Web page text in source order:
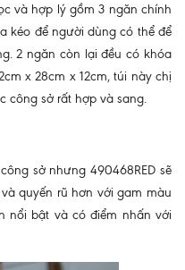
và hợp lý gồm 3 ngăn chính
kéo để người dùng có thể để
2 ngăn còn lại đều có khóa
x 28cm x 12cm, túi này chị
công sở rất hợp và sang.
sở nhưng 490468RED sẽ
quyến rũ hơn với gam màu
nổi bật và có điểm nhấn với